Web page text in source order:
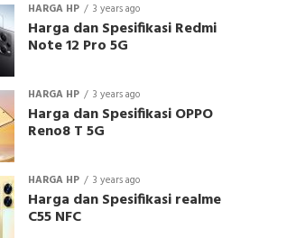
HARGA HP 3 years ago
Harga dan Spesifikasi Redmi
Note 12 Pro 5G
HARGA HP 3 years ago
Harga dan Spesifikasi OPPO
Reno8 T 5G
HARGA HP 3 years ago
Harga dan Spesifikasi realme
C55 NFC